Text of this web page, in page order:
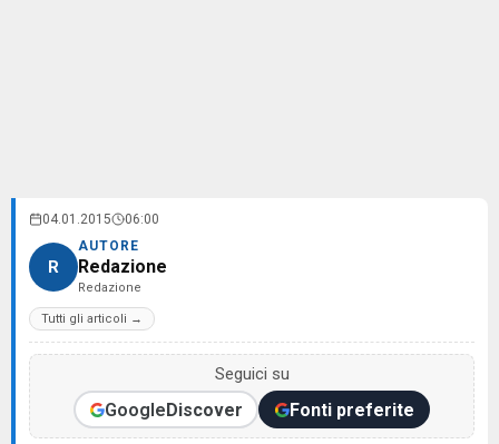
04.01.2015 06:00
R
AUTORE
Redazione
Redazione
Tutti gli articoli →
Seguici su
GoogleDiscover Fonti preferite